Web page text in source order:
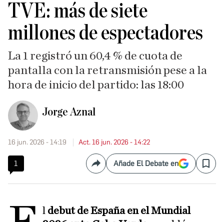
TVE: más de siete
millones de espectadores
La 1 registró un 60,4 % de cuota de
pantalla con la retransmisión pese a la
hora de inicio del partido: las 18:00
Jorge Aznal
16 jun. 2026 - 14:19 Act. 16 jun. 2026 - 14:22
1 CompartirAñade El Debate en Save
l debut de España en el Mundial